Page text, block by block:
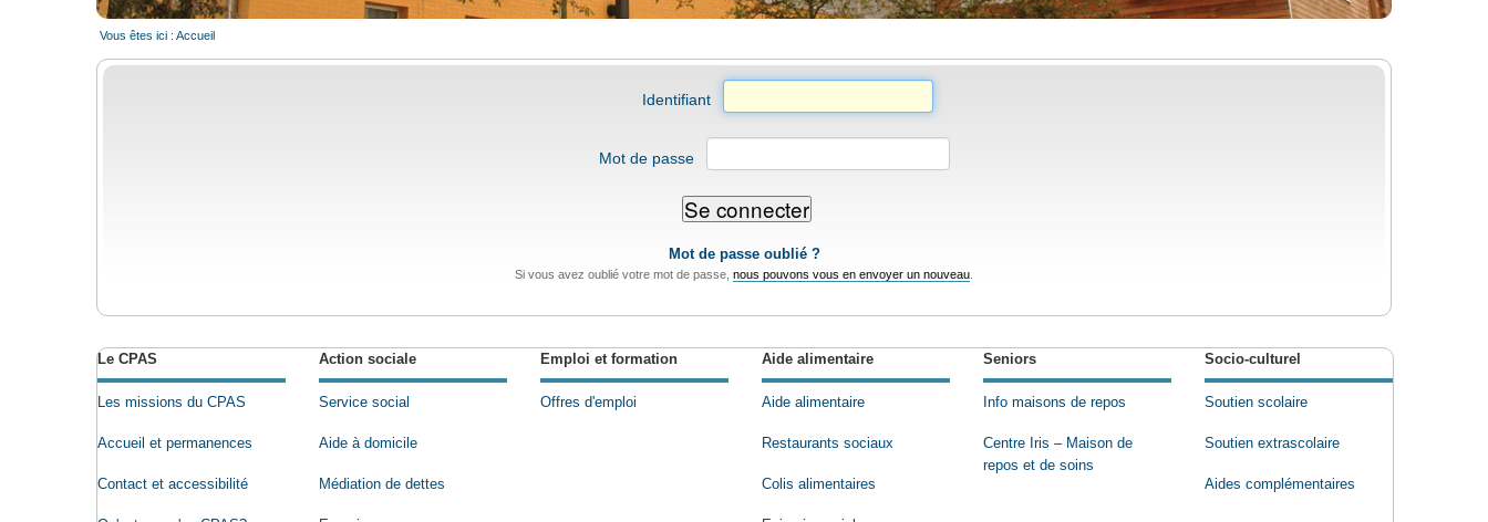
Vous êtes ici : Accueil
Identifiant
Mot de passe
Mot de passe oublié ?
Si vous avez oublié votre mot de passe, nous pouvons vous en envoyer un nouveau
Le CPAS
Les missions du CPAS
Accueil et permanences
Contact et accessibilité
Action sociale
Service social
Aide à domicile
Médiation de dettes
Emploi et formation
Offres d'emploi
Aide alimentaire
Aide alimentaire
Restaurants sociaux
Colis alimentaires
Seniors
Info maisons de repos
Centre Iris – Maison de
repos et de soins
Socio-culturel
Soutien scolaire
Soutien extrascolaire
Aides complémentaires